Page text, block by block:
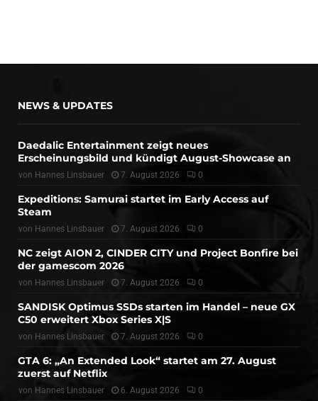
NEWS & UPDATES
Daedalic Entertainment zeigt neues
Erscheinungsbild und kündigt August-Showcase an
von Hannes Linsbauer 7. August 2026 0
Expeditions: Samurai startet im Early Access auf
Steam
von Hannes Linsbauer 7. August 2026 0
NC zeigt AION 2, CINDER CITY und Project Bonfire bei
der gamescom 2026
von Hannes Linsbauer 7. August 2026 0
SANDISK Optimus SSDs starten im Handel – neue GX
C50 erweitert Xbox Series X|S
von Hannes Linsbauer 7. August 2026 0
GTA 6: „An Extended Look“ startet am 27. August
zuerst auf Netflix
von Hannes Linsbauer 6. August 2026 0